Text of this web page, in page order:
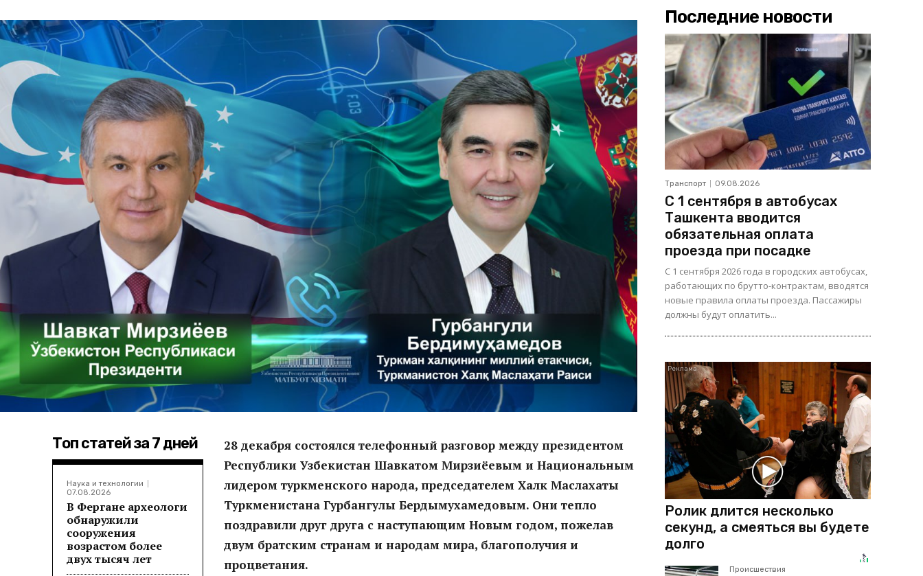
Топ статей за 7 дней
Наука и технологии
07.08.2026
В Фергане археологи
обнаружили
сооружения
возрастом более
двух тысяч лет
28 декабря состоялся телефонный разговор между президентом
Республики Узбекистан Шавкатом Мирзиёевым и Национальным
лидером туркменского народа, председателем Халк Маслахаты
Туркменистана Гурбангулы Бердымухамедовым. Они тепло
поздравили друг друга с наступающим Новым годом, пожелав
двум братским странам и народам мира, благополучия и
процветания.
Последние новости
Транспорт 09.08.2026
С 1 сентября в автобусах
Ташкента вводится
обязательная оплата
проезда при посадке
С 1 сентября 2026 года в городских автобусах,
работающих по брутто-контрактам, вводятся
новые правила оплаты проезда. Пассажиры
должны будут оплатить...
Ролик длится несколько
секунд, а смеяться вы будете
долго
Происшествия